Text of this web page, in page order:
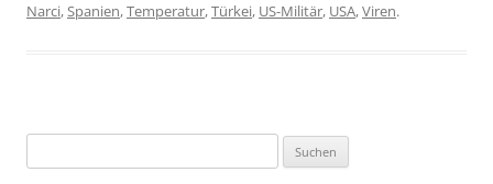
Narci,Spanien,Temperatur,Türkei, US-Militär, USA,Viren.
nach: